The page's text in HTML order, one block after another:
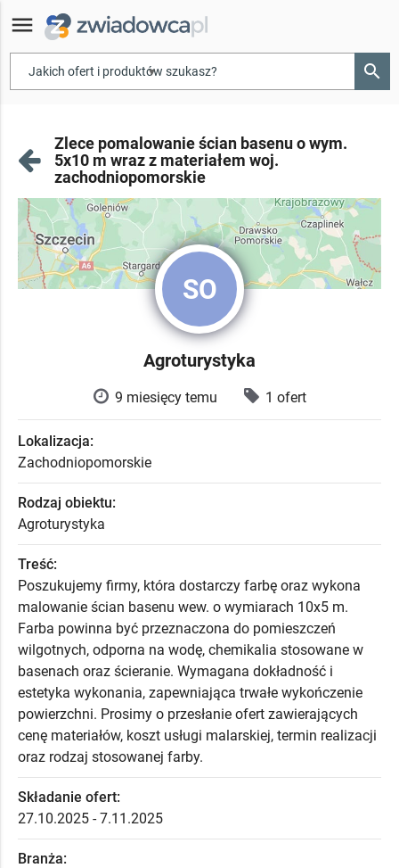
menu
▾ search
Zlece pomalowanie ścian basenu o wym.
5x10 m wraz z materiałem woj.
zachodniopomorskie
SO
Agroturystyka
9 miesięcy temu 1 ofert
Lokalizacja:
Zachodniopomorskie
Rodzaj obiektu:
Agroturystyka
Treść:
Poszukujemy firmy, która dostarczy farbę oraz wykona
malowanie ścian basenu wew. o wymiarach 10x5 m.
Farba powinna być przeznaczona do pomieszczeń
wilgotnych, odporna na wodę, chemikalia stosowane w
basenach oraz ścieranie. Wymagana dokładność i
estetyka wykonania, zapewniająca trwałe wykończenie
powierzchni. Prosimy o przesłanie ofert zawierających
cenę materiałów, koszt usługi malarskiej, termin realizacji
oraz rodzaj stosowanej farby.
Składanie ofert:
27.10.2025 - 7.11.2025
Branża: